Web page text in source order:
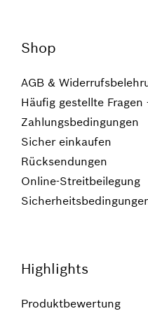
Shop
AGB &
Häufig gestellte Fragen
Zahlungsbedingungen
Sicher einkaufen
Rücksendungen
Online-Streitbeilegung
Highlights
Produktbewertung